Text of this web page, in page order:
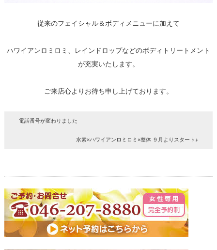
従来のフェイシャル＆ボディメニューに加えて
ハワイアンロミロミ、レインドロップなどのボディトリートメント
が充実いたします。
ご来店心よりお待ち申し上げております。
電話番号が変わりました
水素×ハワイアンロミロミ×整体 ９月よりスタート♪